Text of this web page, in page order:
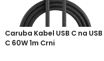
Caruba Kabel USB C na USB
C 60W 1m Crni